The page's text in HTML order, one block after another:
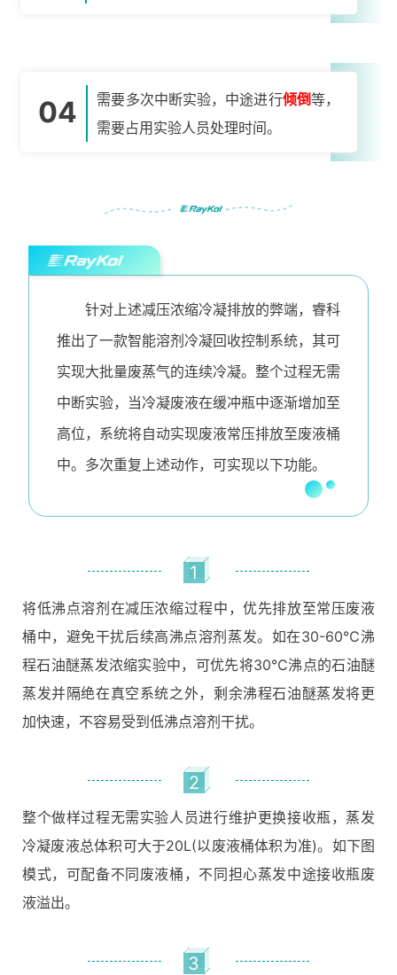
04 需要多次中断实验，中途进行倾倒等，
需要占用实验人员处理时间。
针对上述减压浓缩冷凝排放的弊端，睿科
推出了一款智能溶剂冷凝回收控制系统，其可
实现大批量废蒸气的连续冷凝。整个过程无需
中断实验，当冷凝废液在缓冲瓶中逐渐增加至
高位，系统将自动实现废液常压排放至废液桶
中。多次重复上述动作，可实现以下功能。
1
将低沸点溶剂在减压浓缩过程中，优先排放至常压废液
桶中，避免干扰后续高沸点溶剂蒸发。如在30-60℃沸
程石油醚蒸发浓缩实验中，可优先将30℃沸点的石油醚
蒸发并隔绝在真空系统之外，剩余沸程石油醚蒸发将更
加快速，不容易受到低沸点溶剂干扰。
2
整个做样过程无需实验人员进行维护更换接收瓶，蒸发
冷凝废液总体积可大于20L(以废液桶体积为准)。如下图
模式，可配备不同废液桶，不同担心蒸发中途接收瓶废
液溢出。
3